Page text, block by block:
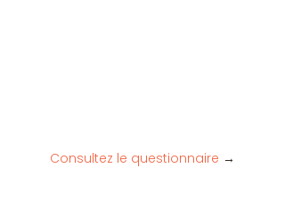
Consultez le questionnaire →